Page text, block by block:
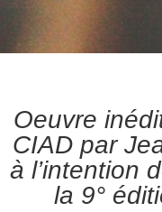
Oeuvre
CIAD par
à l’intention
la 9°